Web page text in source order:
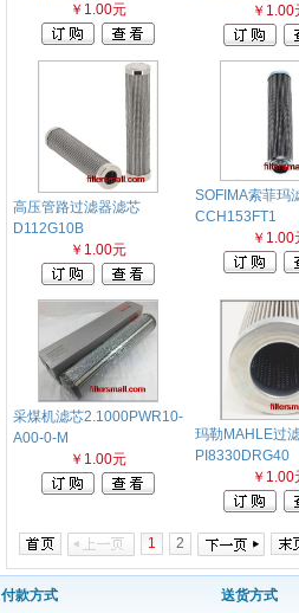
￥1.00元
￥1.00
高压管路过滤器滤芯
D112G10B
￥1.00元
SOFIMA索菲玛
CCH153FT1
￥1.00
采煤机滤芯2.1000PWR10-
A00-0-M
￥1.00元
玛勒MAHLE过
PI8330DRG40
￥1.00
1 2
付款方式
送货方式